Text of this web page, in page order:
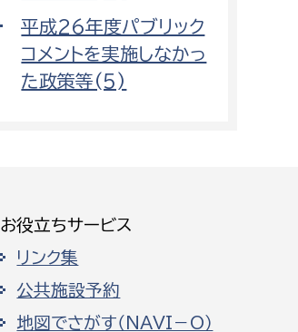
平成26年度パブリック
コメントを実施しなかっ
た政策等(5)
お役立ちサービス
リンク集
公共施設予約
地図でさがす（NAVI－O）